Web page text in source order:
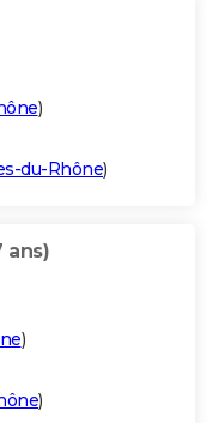
)
du-Rhône)
ans)
)
)